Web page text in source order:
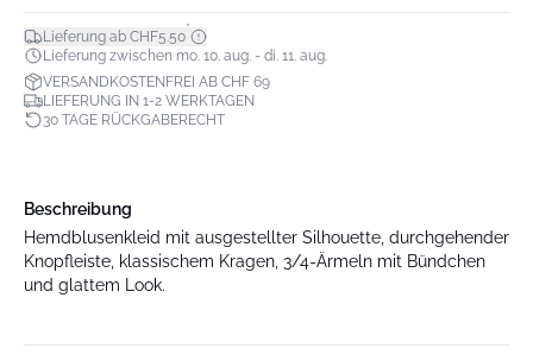
Lieferung ab CHF5.50*
Lieferung zwischen mo. 10. aug. - di. 11. aug.
VERSANDKOSTENFREI AB CHF 69
LIEFERUNG IN 1-2 WERKTAGEN
30 TAGE RÜCKGABERECHT
Beschreibung
Hemdblusenkleid mit ausgestellter Silhouette, durchgehender
Knopfleiste, klassischem Kragen, 3/4-Ärmeln mit Bündchen
und glattem Look.